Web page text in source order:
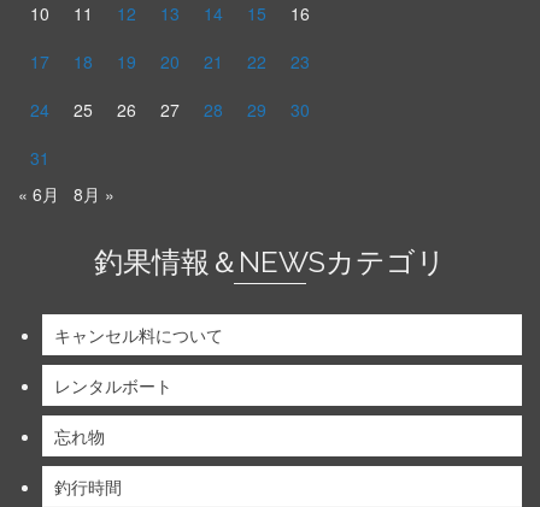
10
11 12 13 14 15
16
17
18 19 20 21 22
23
24
25 26 27 28 29
30
31
« 6月
8月 »
釣果情報＆NEWSカテゴリ
キャンセル料について
レンタルボート
忘れ物
釣行時間